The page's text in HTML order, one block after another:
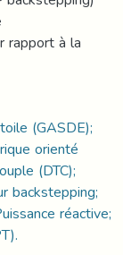
rapport à la
(GASDE);
orienté
(DTC);
backstepping;
réactive;